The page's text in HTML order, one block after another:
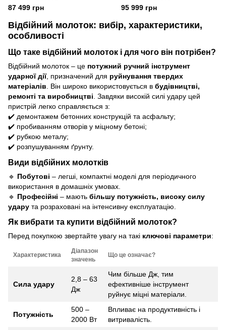
87 499 грн 95 999 грн
Відбійний молоток: вибір, характеристики,
особливості
Що таке відбійний молоток і для чого він потрібен?
Відбійний молоток – це потужний ручний інструмент
ударної дії, призначений для руйнування твердих
матеріалів . Він широко використовується в будівництві,
ремонті та виробництві . Завдяки високій силі удару цей
пристрій легко справляється з:
✔️ демонтажем бетонних конструкцій та асфальту;
✔️ пробиванням отворів у міцному бетоні;
✔️ рубкою металу;
✔️ розпушуванням ґрунту.
Види відбійних молотків
🔹 Побутові – легші, компактні моделі для періодичного
використання в домашніх умовах.
🔹 Професійні – мають більшу потужність, високу силу
удару та розраховані на інтенсивну експлуатацію.
Як вибрати та купити відбійний молоток?
Перед покупкою звертайте увагу на такі ключові параметри:
Характеристика
Діапазон
значень
Що це означає?
Сила удару
2,8 – 63
Дж
Чим більше Дж, тим
ефективніше інструмент
руйнує міцні матеріали.
Потужність
500 –
2000 Вт
Впливає на продуктивність і
витривалість.